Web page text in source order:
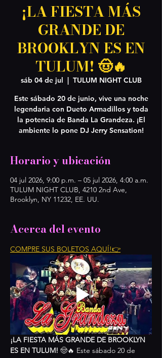
¡LA FIESTA MÁS
GRANDE DE
BROOKLYN ES EN
TULUM! 🤠🔥
sáb 04 de jul
  |
TULUM NIGHT CLUB
Este sábado 20 de junio, vive una noche
legendaria con Dueto Armadillos y toda
la potencia de Banda La Grandeza. ¡El
ambiente lo pone DJ Jerry Sensation!
Horario y ubicación
04 jul 2026, 9:00 p.m. – 05 jul 2026, 4:00 a.m.
TULUM NIGHT CLUB, 4210 2nd Ave,
Brooklyn, NY 11232, EE. UU.
Acerca del evento
COMPRE SUS BOLETOS AQUÍ!👉
¡LA FIESTA MÁS GRANDE DE BROOKLYN
ES EN TULUM! 🤠🔥 Este sábado 20 de